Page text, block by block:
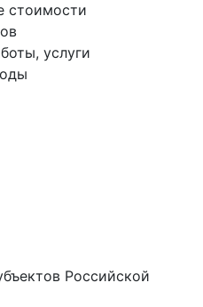
стоимости
услуги
Российской